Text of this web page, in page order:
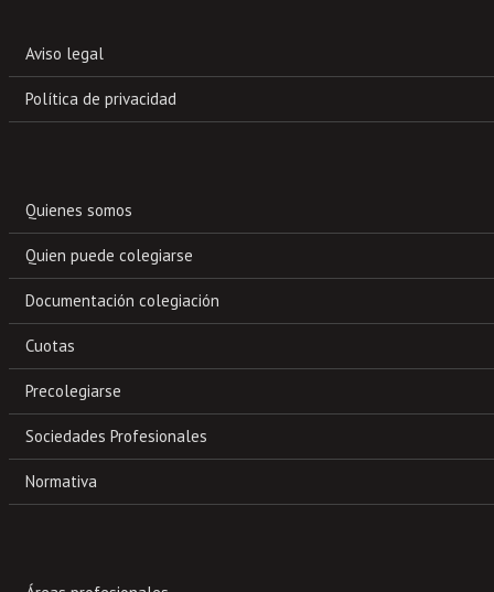
Aviso legal
Política de privacidad
Quienes somos
Quien puede colegiarse
Documentación colegiación
Cuotas
Precolegiarse
Sociedades Profesionales
Normativa